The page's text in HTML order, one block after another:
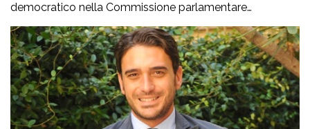
democratico nella Commissione parlamentare
Antimafia, hanno fatto visita a Patrizia Rodi Morabito,
imprenditrice agricola di Rosarno (Rc) la cui azienda è
stata più volte colpita da incendi, furti e danneggiamenti.
L’ultimo grave episodio si è verificato nei giorni scorsi […]